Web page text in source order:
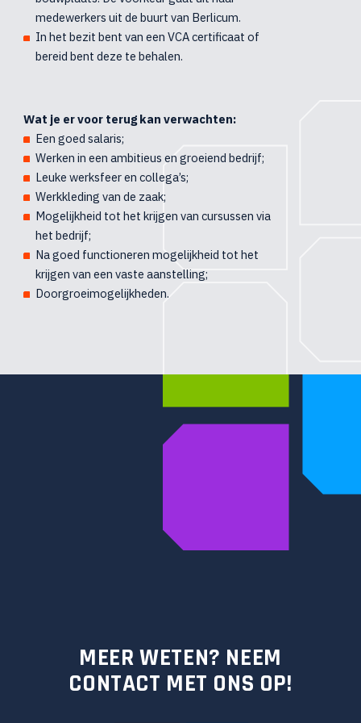
medewerkers uit de buurt van Berlicum.
In het bezit bent van een VCA certificaat of
bereid bent deze te behalen.
Wat je er voor terug kan verwachten:
Een goed salaris;
Werken in een ambitieus en groeiend bedrijf;
Leuke werksfeer en collega’s;
Werkkleding van de zaak;
Mogelijkheid tot het krijgen van cursussen via
het bedrijf;
Na goed functioneren mogelijkheid tot het
krijgen van een vaste aanstelling;
Doorgroeimogelijkheden.
MEER WETEN? NEEM
CONTACT MET ONS OP!